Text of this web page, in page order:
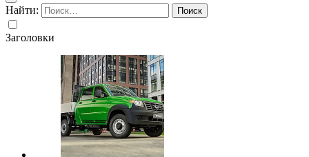
Найти:
Заголовки